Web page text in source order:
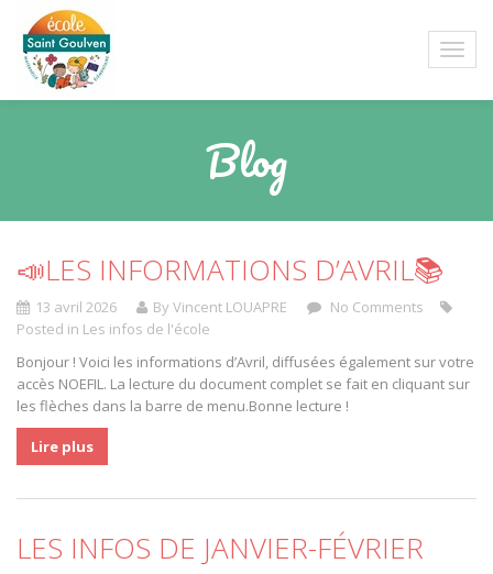
Blog
📣LES INFORMATIONS D’AVRIL📚
13 avril 2026 By Vincent LOUAPRE
No Comments
Posted in Les infos de l'école
Bonjour ! Voici les informations d’Avril, diffusées également sur votre
accès NOEFIL. La lecture du document complet se fait en cliquant sur
les flèches dans la barre de menu.Bonne lecture !
Lire plus
LES INFOS DE JANVIER-FÉVRIER